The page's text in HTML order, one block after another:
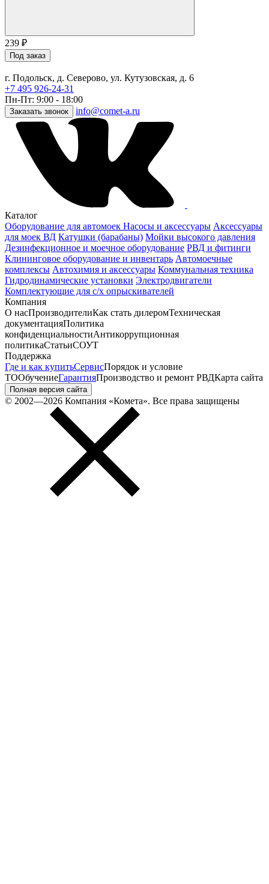
239 ₽
Под заказ
г. Подольск, д. Северово, ул. Кутузовская, д. 6
+7 495 926-24-31
Пн-Пт: 9:00 - 18:00
Заказать звонок info@comet-a.ru
Каталог
Оборудование для автомоек Насосы и аксессуары Аксессуары
для моек ВД Катушки (барабаны) Мойки высокого давления
Дезинфекционное и моечное оборудование РВД и фитинги
Клининговое оборудование и инвентарь Автомоечные
комплексы Автохимия и аксессуары Коммунальная техника
Гидродинамические установки Электродвигатели
Комплектующие для с/х опрыскивателей
Компания
О насПроизводителиКак стать дилеромТехническая
документацияПолитика
конфиденциальностиАнтикоррупционная
политикаСтатьиСОУТ
Поддержка
Где и как купитьСервисПорядок и условие
ТООбучениеГарантияПроизводство и ремонт РВДКарта сайта
Полная версия сайта
© 2002—2026 Компания «Комета». Все права защищены